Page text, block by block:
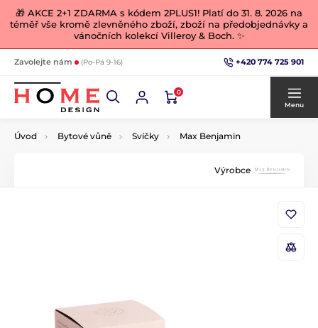
🎁 AKCE 2+1 ZDARMA s kódem 2PLUS1! Platí do 31. 8. 2026 na
téměř vše kromě zlevněného zboží, zboží na předobjednávky a
vánočních kolekcí Villeroy & Boch. ✨
Zavolejte nám (Po-Pá 9-16) +420 774 725 901
0
Menu
Úvod Bytové vůně Svíčky Max Benjamin
Výrobce